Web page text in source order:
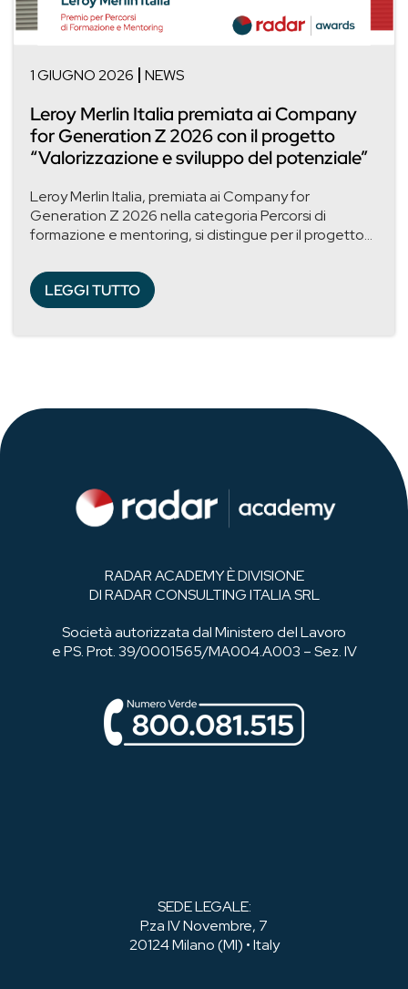
1 GIUGNO 2026 NEWS
Leroy Merlin Italia premiata ai Company
for Generation Z 2026 con il progetto
“Valorizzazione e sviluppo del potenziale”
Leroy Merlin Italia, premiata ai Company for
Generation Z 2026 nella categoria Percorsi di
formazione e mentoring, si distingue per il progetto...
LEGGI TUTTO
RADAR ACADEMY È DIVISIONE
DI RADAR CONSULTING ITALIA SRL
Società autorizzata dal Ministero del Lavoro
e PS. Prot. 39/0001565/MA004.A003 – Sez. IV
SEDE LEGALE:
P.za IV Novembre, 7
20124 Milano (MI) • Italy